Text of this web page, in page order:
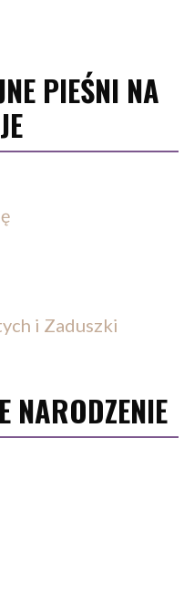
PIEŚNI NA
i Zaduszki
NARODZENIE